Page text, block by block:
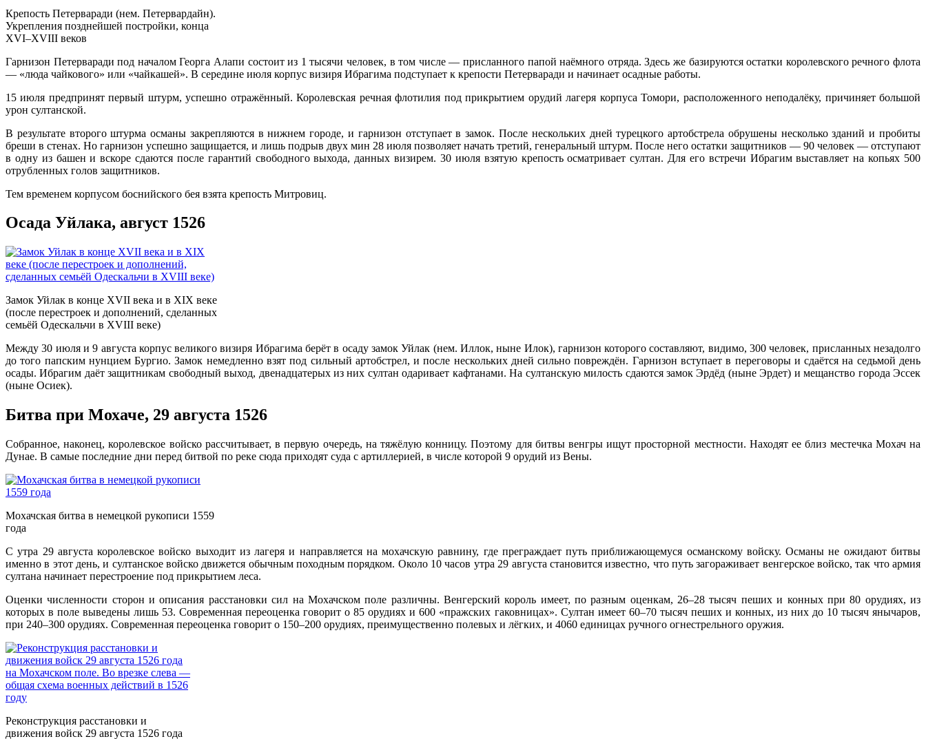
Крепость Петерваради (нем. Петервардайн).
Укрепления позднейшей постройки, конца
XVI–XVIII веков
Гарнизон Петерваради под началом Георга Алапи состоит из 1 тысячи человек, в том числе — присланного папой наёмного отряда. Здесь же базируются остатки королевского речного флота
— «люда чайкового» или «чайкашей». В середине июля корпус визиря Ибрагима подступает к крепости Петерваради и начинает осадные работы.
15 июля предпринят первый штурм, успешно отражённый. Королевская речная флотилия под прикрытием орудий лагеря корпуса Томори, расположенного неподалёку, причиняет большой
урон султанской.
В результате второго штурма османы закрепляются в нижнем городе, и гарнизон отступает в замок. После нескольких дней турецкого артобстрела обрушены несколько зданий и пробиты
бреши в стенах. Но гарнизон успешно защищается, и лишь подрыв двух мин 28 июля позволяет начать третий, генеральный штурм. После него остатки защитников — 90 человек — отступают
в одну из башен и вскоре сдаются после гарантий свободного выхода, данных визирем. 30 июля взятую крепость осматривает султан. Для его встречи Ибрагим выставляет на копьях 500
отрубленных голов защитников.
Тем временем корпусом боснийского бея взята крепость Митровиц.
Осада Уйлака, август 1526
Замок Уйлак в конце XVII века и в XIX веке
(после перестроек и дополнений, сделанных
семьёй Одескальчи в XVIII веке)
Между 30 июля и 9 августа корпус великого визиря Ибрагима берёт в осаду замок Уйлак (нем. Иллок, ныне Илок), гарнизон которого составляют, видимо, 300 человек, присланных незадолго
до того папским нунцием Бургио. Замок немедленно взят под сильный артобстрел, и после нескольких дней сильно повреждён. Гарнизон вступает в переговоры и сдаётся на седьмой день
осады. Ибрагим даёт защитникам свободный выход, двенадцатерых из них султан одаривает кафтанами. На султанскую милость сдаются замок Эрдёд (ныне Эрдет) и мещанство города Эссек
(ныне Осиек).
Битва при Мохаче, 29 августа 1526
Собранное, наконец, королевское войско рассчитывает, в первую очередь, на тяжёлую конницу. Поэтому для битвы венгры ищут просторной местности. Находят ее близ местечка Мохач на
Дунае. В самые последние дни перед битвой по реке сюда приходят суда с артиллерией, в числе которой 9 орудий из Вены.
Мохачская битва в немецкой рукописи 1559
года
С утра 29 августа королевское войско выходит из лагеря и направляется на мохачскую равнину, где преграждает путь приближающемуся османскому войску. Османы не ожидают битвы
именно в этот день, и султанское войско движется обычным походным порядком. Около 10 часов утра 29 августа становится известно, что путь загораживает венгерское войско, так что армия
султана начинает перестроение под прикрытием леса.
Оценки численности сторон и описания расстановки сил на Мохачском поле различны. Венгерский король имеет, по разным оценкам, 26–28 тысяч пеших и конных при 80 орудиях, из
которых в поле выведены лишь 53. Современная переоценка говорит о 85 орудиях и 600 «пражских гаковницах». Султан имеет 60–70 тысяч пеших и конных, из них до 10 тысяч янычаров,
при 240–300 орудиях. Современная переоценка говорит о 150–200 орудиях, преимущественно полевых и лёгких, и 4060 единицах ручного огнестрельного оружия.
Реконструкция расстановки и
движения войск 29 августа 1526 года